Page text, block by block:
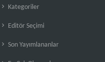
Kategoriler
Editör Seçimi
Son Yayımlananlar